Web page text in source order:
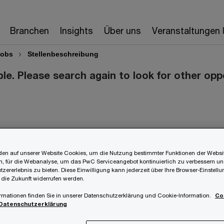
Branchen Insights Über uns Veranstaltungen
Stellenbeschreibung
Please search again to look for other
(w/m/d) für
Österreich ist mit rund 1500 Mitarbeitenden an 5
auf unserer Website Cookies, um die Nutzung bestimmter Funktionen der
für die Webanalyse, um das PwC Serviceangebot kontinuierlich zu verbessern
zu bieten. Diese Einwilligung kann jederzeit über Ihre Browser-
Zukunft widerrufen werden.
finden Sie in unserer Datenschutzerklärung und Cookie-Information.